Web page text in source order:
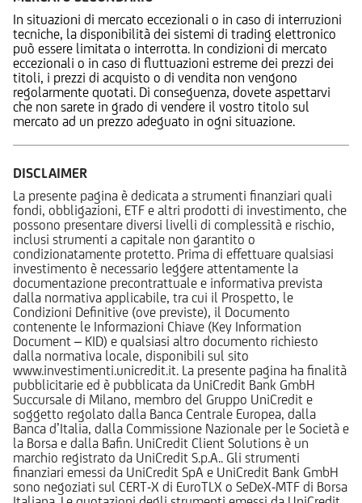
In situazioni di mercato eccezionali o in caso di interruzioni
tecniche, la disponibilità dei sistemi di trading elettronico
può essere limitata o interrotta. In condizioni di mercato
eccezionali o in caso di fluttuazioni estreme dei prezzi dei
titoli, i prezzi di acquisto o di vendita non vengono
regolarmente quotati. Di conseguenza, dovete aspettarvi
che non sarete in grado di vendere il vostro titolo sul
mercato ad un prezzo adeguato in ogni situazione.
DISCLAIMER
La presente pagina è dedicata a strumenti finanziari quali
fondi, obbligazioni, ETF e altri prodotti di investimento, che
possono presentare diversi livelli di complessità e rischio,
inclusi strumenti a capitale non garantito o
condizionatamente protetto. Prima di effettuare qualsiasi
investimento è necessario leggere attentamente la
documentazione precontrattuale e informativa prevista
dalla normativa applicabile, tra cui il Prospetto, le
Condizioni Definitive (ove previste), il Documento
contenente le Informazioni Chiave (Key Information
Document – KID) e qualsiasi altro documento richiesto
dalla normativa locale, disponibili sul sito
www.investimenti.unicredit.it. La presente pagina ha finalità
pubblicitarie ed è pubblicata da UniCredit Bank GmbH
Succursale di Milano, membro del Gruppo UniCredit e
soggetto regolato dalla Banca Centrale Europea, dalla
Banca d’Italia, dalla Commissione Nazionale per le Società e
la Borsa e dalla Bafin. UniCredit Client Solutions è un
marchio registrato da UniCredit S.p.A.. Gli strumenti
finanziari emessi da UniCredit SpA e UniCredit Bank GmbH
sono negoziati sul CERT-X di EuroTLX o SeDeX-MTF di Borsa